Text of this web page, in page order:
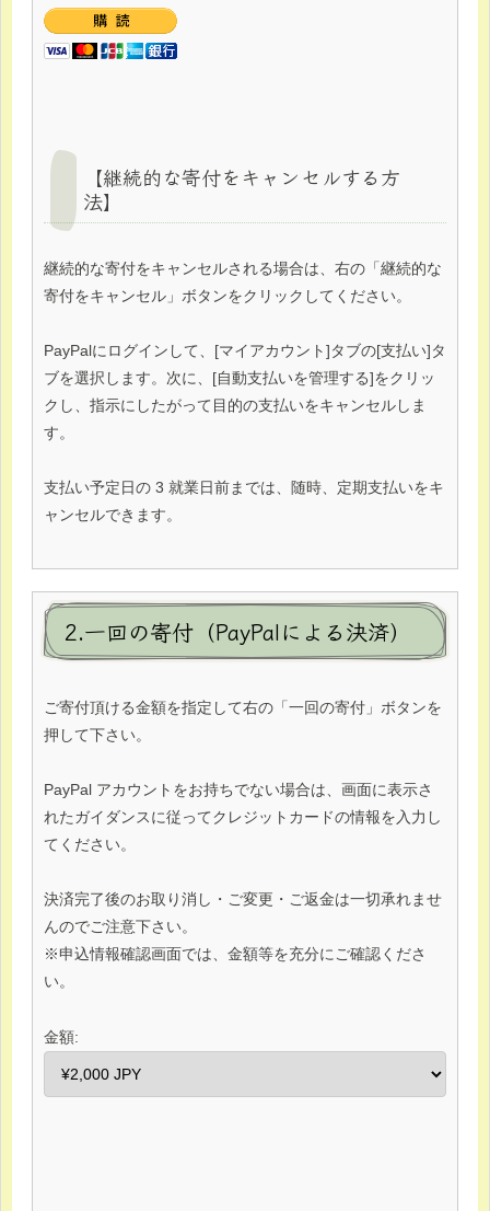
【継続的な寄付をキャンセルする方
法】
継続的な寄付をキャンセルされる場合は、右の「継続的な
寄付をキャンセル」ボタンをクリックしてください。
PayPalにログインして、[マイアカウント]タブの[支払い]タ
ブを選択します。次に、[自動支払いを管理する]をクリッ
クし、指示にしたがって目的の支払いをキャンセルしま
す。
支払い予定日の 3 就業日前までは、随時、定期支払いをキ
ャンセルできます。
2.一回の寄付（PayPalによる決済）
ご寄付頂ける金額を指定して右の「一回の寄付」ボタンを
押して下さい。
PayPal アカウントをお持ちでない場合は、画面に表示さ
れたガイダンスに従ってクレジットカードの情報を入力し
てください。
決済完了後のお取り消し・ご変更・ご返金は一切承れませ
んのでご注意下さい。
※申込情報確認画面では、金額等を充分にご確認くださ
い。
金額: